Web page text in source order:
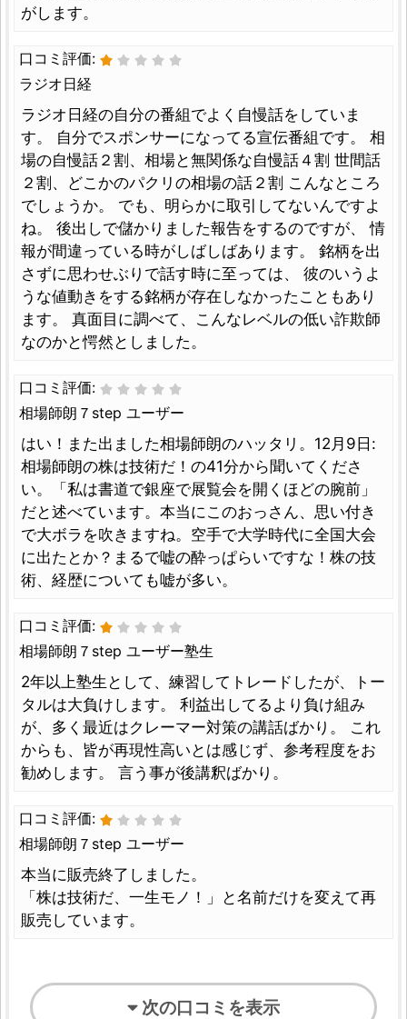
がします。
口コミ評価:
ラジオ日経
ラジオ日経の自分の番組でよく自慢話をしていま
す。 自分でスポンサーになってる宣伝番組です。 相
場の自慢話２割、相場と無関係な自慢話４割 世間話
２割、どこかのパクリの相場の話２割 こんなところ
でしょうか。 でも、明らかに取引してないんですよ
ね。 後出しで儲かりました報告をするのですが、 情
報が間違っている時がしばしばあります。 銘柄を出
さずに思わせぶりで話す時に至っては、 彼のいうよ
うな値動きをする銘柄が存在しなかったこともあり
ます。 真面目に調べて、こんなレベルの低い詐欺師
なのかと愕然としました。
口コミ評価:
相場師朗７step ユーザー
はい！また出ました相場師朗のハッタリ。12月9日:
相場師朗の株は技術だ！の41分から聞いてくださ
い。「私は書道で銀座で展覧会を開くほどの腕前」
だと述べています。本当にこのおっさん、思い付き
で大ボラを吹きますね。空手で大学時代に全国大会
に出たとか？まるで嘘の酔っぱらいですな！株の技
術、経歴についても嘘が多い。
口コミ評価:
相場師朗７step ユーザー塾生
2年以上塾生として、練習してトレードしたが、トー
タルは大負けします。 利益出してるより負け組み
が、多く最近はクレーマー対策の講話ばかり。 これ
からも、皆が再現性高いとは感じず、参考程度をお
勧めします。 言う事が後講釈ばかり。
口コミ評価:
相場師朗７step ユーザー
本当に販売終了しました。
「株は技術だ、一生モノ！」と名前だけを変えて再
販売しています。
次の口コミを表示